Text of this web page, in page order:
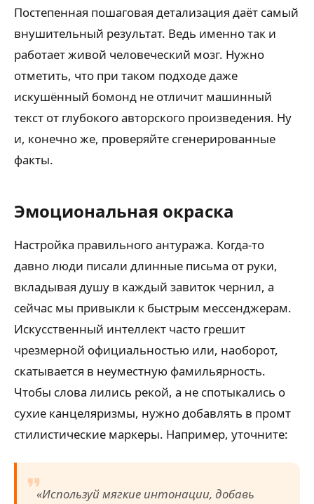
Постепенная пошаговая детализация даёт самый
внушительный результат. Ведь именно так и
работает живой человеческий мозг. Нужно
отметить, что при таком подходе даже
искушённый бомонд не отличит машинный
текст от глубокого авторского произведения. Ну
и, конечно же, проверяйте сгенерированные
факты.
Эмоциональная окраска
Настройка правильного антуража. Когда-то
давно люди писали длинные письма от руки,
вкладывая душу в каждый завиток чернил, а
сейчас мы привыкли к быстрым мессенджерам.
Искусственный интеллект часто грешит
чрезмерной официальностью или, наоборот,
скатывается в неуместную фамильярность.
Чтобы слова лились рекой, а не спотыкались о
сухие канцеляризмы, нужно добавлять в промт
стилистические маркеры. Например, уточните:
«Используй мягкие интонации, добавь